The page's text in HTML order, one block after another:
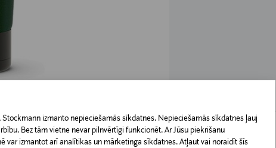
Stockmann izmanto nepieciešamās sīkdatnes. Nepieciešamās sīkdatnes ļauj
Bez tām vietne nevar pilnvērtīgi funkcionēt. Ar Jūsu piekrišanu
var izmantot arī analītikas un mārketinga sīkdatnes. Atļaut vai noraidīt šīs